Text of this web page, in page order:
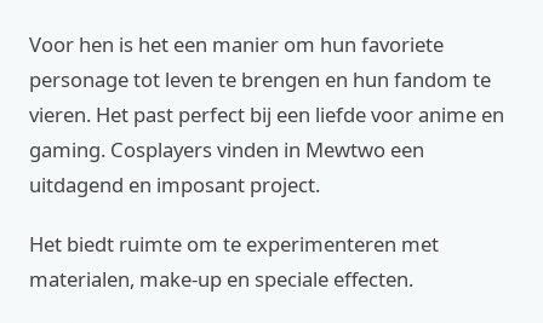
Voor hen is het een manier om hun favoriete
personage tot leven te brengen en hun fandom te
vieren. Het past perfect bij een liefde voor anime en
gaming. Cosplayers vinden in Mewtwo een
uitdagend en imposant project.
Het biedt ruimte om te experimenteren met
materialen, make-up en speciale effecten.